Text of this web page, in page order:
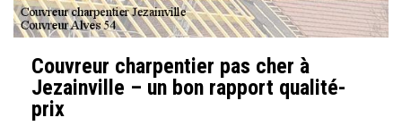
Couvreur charpentier pas cher à
Jezainville – un bon rapport qualité-
prix